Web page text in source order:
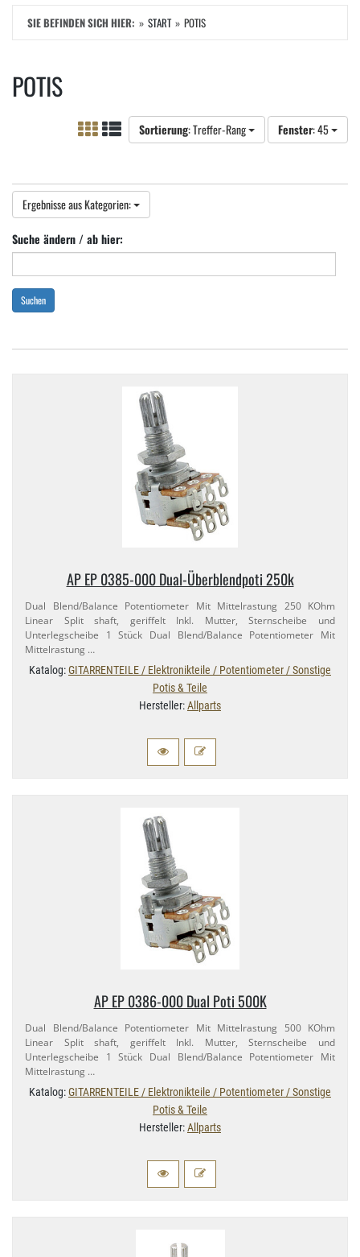
SIE BEFINDEN SICH HIER: START POTIS
POTIS
Sortierung: Treffer-Rang Fenster: 45
Ergebnisse aus Kategorien:
Suche ändern / ab hier:
Suchen
AP EP 0385-​000 Dual-​Überblendpoti 250k
Dual Blend/​Balance Potentiometer Mit Mittelrastung 250 KOhm
Linear Split shaft, geriffelt Inkl. Mutter, Sternscheibe und
Unterlegscheibe 1 Stück Dual Blend/​Balance Potentiometer Mit
Mittelrastung …
Katalog:GITARRENTEILE / Elektronikteile / Potentiometer / Sonstige
Potis & Teile
Hersteller:Allparts
AP EP 0386-​000 Dual Poti 500K
Dual Blend/​Balance Potentiometer Mit Mittelrastung 500 KOhm
Linear Split shaft, geriffelt Inkl. Mutter, Sternscheibe und
Unterlegscheibe 1 Stück Dual Blend/​Balance Potentiometer Mit
Mittelrastung …
Katalog:GITARRENTEILE / Elektronikteile / Potentiometer / Sonstige
Potis & Teile
Hersteller:Allparts